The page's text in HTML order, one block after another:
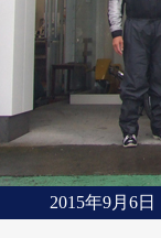
2015年9月6